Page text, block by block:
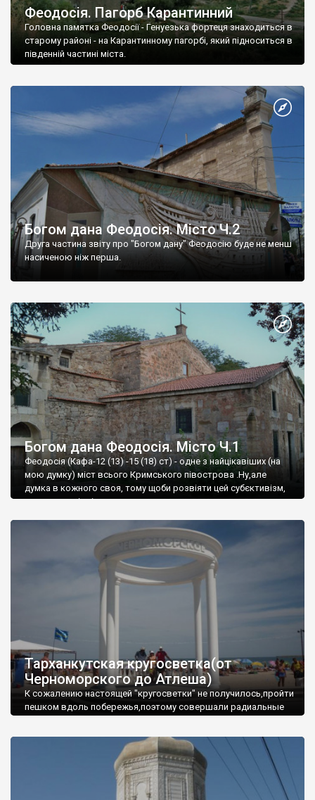
Феодосія. Пагорб Карантинний
Головна памятка Феодосії - Генуезька фортеця знаходиться в
старому районі - на Карантинному пагорбі, який підноситься в
південній частині міста.
Богом дана Феодосія. Місто Ч.2
Друга частина звіту про "Богом дану" Феодосію буде не менш
насиченою ніж перша.
Богом дана Феодосія. Місто Ч.1
Феодосія (Кафа-12 (13) -15 (18) ст) - одне з найцікавіших (на
мою думку) міст всього Кримського півострова .Ну,але
думка в кожного своя, тому щоби розвіяти цей субєктивізм,
запрошую відвідати це
Тарханкутская кругосветка(от
Черноморского до Атлеша)
К сожалению настоящей "кругосветки" не получилось,пройти
пешком вдоль побережья,поэтому совершали радиальные